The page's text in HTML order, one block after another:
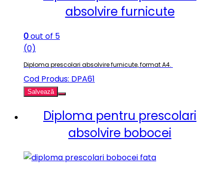
absolvire furnicute
0out of 5
(0)
Diploma prescolari absolvire furnicute, format A4.
Cod Produs: DPA61
Salvează
Diploma pentru prescolari
absolvire bobocei